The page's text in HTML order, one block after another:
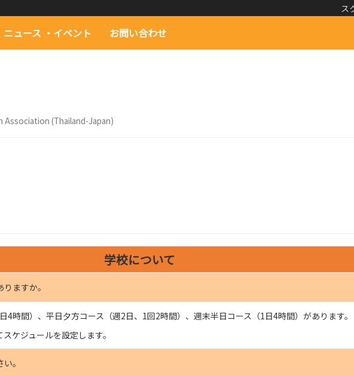
ス
ニュース ・イベント お問い合わせ
(Thailand-Japan)
学校について
ますか。
時間）、平日夕方コース（週2日、1回2時間）、週末半日コース（1日4時間）があります。
ケジュールを設定します。
。